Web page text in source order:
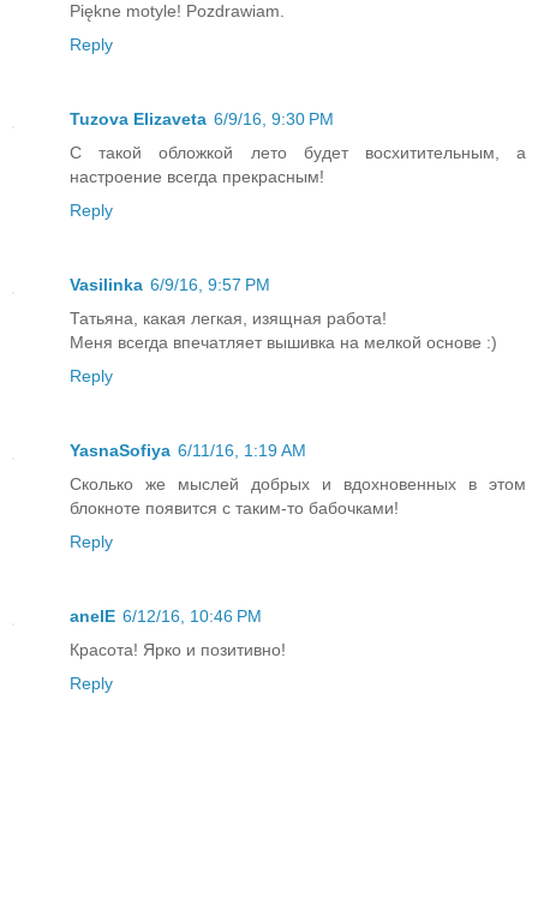
Piękne motyle! Pozdrawiam.
Reply
Tuzova Elizaveta 6/9/16, 9:30 PM
С такой обложкой лето будет восхитительным, а
настроение всегда прекрасным!
Reply
Vasilinka 6/9/16, 9:57 PM
Татьяна, какая легкая, изящная работа!
Меня всегда впечатляет вышивка на мелкой основе :)
Reply
YasnaSofiya 6/11/16, 1:19 AM
Сколько же мыслей добрых и вдохновенных в этом
блокноте появится с таким-то бабочками!
Reply
anelE 6/12/16, 10:46 PM
Красота! Ярко и позитивно!
Reply